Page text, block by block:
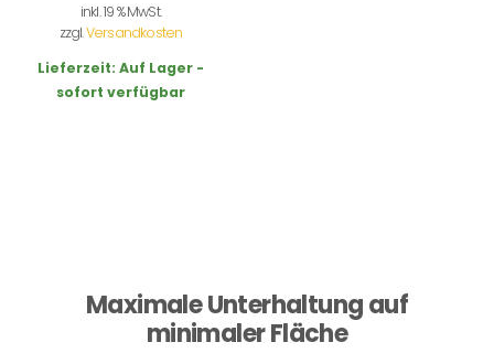
inkl. 19 % MwSt.
zzgl.Versandkosten
Lieferzeit: Auf Lager -
sofort verfügbar
Maximale Unterhaltung auf
minimaler Fläche